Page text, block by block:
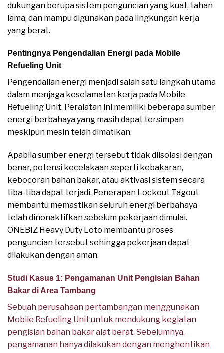
dukungan berupa sistem penguncian yang kuat, tahan
lama, dan mampu digunakan pada lingkungan kerja
yang berat.
Pentingnya Pengendalian Energi pada Mobile
Refueling Unit
Pengendalian energi menjadi salah satu langkah utama
dalam menjaga keselamatan kerja pada Mobile
Refueling Unit. Peralatan ini memiliki beberapa sumber
energi berbahaya yang masih dapat tersimpan
meskipun mesin telah dimatikan.
Apabila sumber energi tersebut tidak diisolasi dengan
benar, potensi kecelakaan seperti kebakaran,
kebocoran bahan bakar, atau aktivasi sistem secara
tiba-tiba dapat terjadi. Penerapan Lockout Tagout
membantu memastikan seluruh energi berbahaya
telah dinonaktifkan sebelum pekerjaan dimulai.
ONEBIZ Heavy Duty Loto membantu proses
penguncian tersebut sehingga pekerjaan dapat
dilakukan dengan aman.
Studi Kasus 1: Pengamanan Unit Pengisian Bahan
Bakar di Area Tambang
Sebuah perusahaan pertambangan menggunakan
Mobile Refueling Unit untuk mendukung kegiatan
pengisian bahan bakar alat berat. Sebelumnya,
pengamanan hanya dilakukan dengan menghentikan